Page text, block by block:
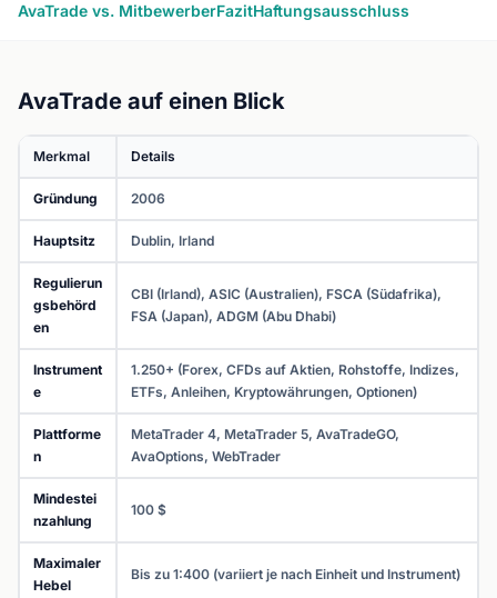
AvaTrade vs. MitbewerberFazitHaftungsausschluss
AvaTrade auf einen Blick
Merkmal Details
Gründung 2006
Hauptsitz Dublin, Irland
Regulierun
gsbehörd
en
CBI (Irland), ASIC (Australien), FSCA (Südafrika),
FSA (Japan), ADGM (Abu Dhabi)
Instrument
e
1.250+ (Forex, CFDs auf Aktien, Rohstoffe, Indizes,
ETFs, Anleihen, Kryptowährungen, Optionen)
Plattforme
n
MetaTrader 4, MetaTrader 5, AvaTradeGO,
AvaOptions, WebTrader
Mindestei
nzahlung
100 $
Maximaler
Hebel
Bis zu 1:400 (variiert je nach Einheit und Instrument)